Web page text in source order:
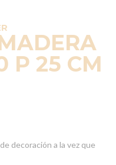
P 25 CM
decoración a la vez que